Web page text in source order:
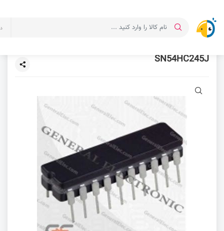
SN54HC245J